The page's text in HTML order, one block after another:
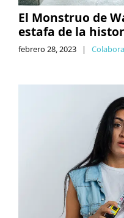
El Monstruo de
estafa de la
febrero 28, 2023 |